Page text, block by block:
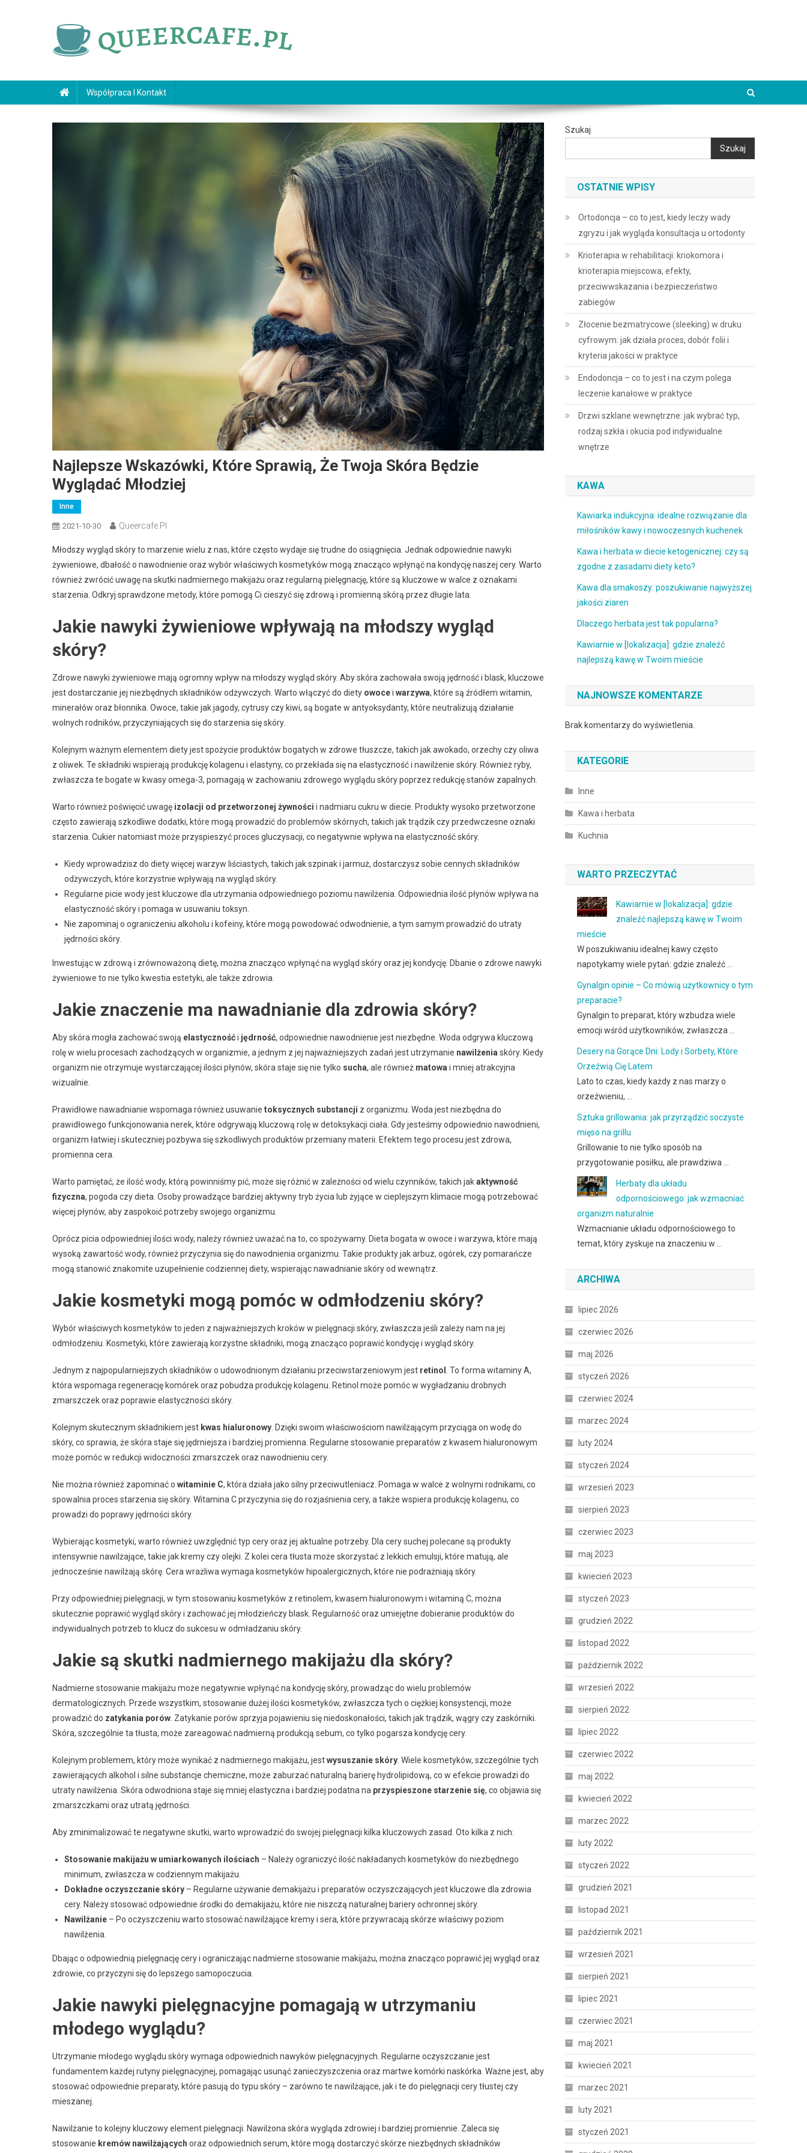
Współpraca I Kontakt
Najlepsze Wskazówki, Które Sprawią, Że Twoja Skóra Będzie
Wyglądać Młodziej
Inne
2021-10-30 Queercafe.pl
Młodszy wygląd skóry to marzenie wielu z nas, które często wydaje się trudne do osiągnięcia. Jednak odpowiednie nawyki
żywieniowe, dbałość o nawodnienie oraz wybór właściwych kosmetyków mogą znacząco wpłynąć na kondycję naszej cery. Warto
również zwrócić uwagę na skutki nadmiernego makijażu oraz regularną pielęgnację, które są kluczowe w walce z oznakami
starzenia. Odkryj sprawdzone metody, które pomogą Ci cieszyć się zdrową i promienną skórą przez długie lata.
Jakie nawyki żywieniowe wpływają na młodszy wygląd
skóry?
Zdrowe nawyki żywieniowe mają ogromny wpływ na młodszy wygląd skóry. Aby skóra zachowała swoją jędrność i blask, kluczowe
jest dostarczanie jej niezbędnych składników odżywczych. Warto włączyć do diety owocei warzywa, które są źródłem witamin,
minerałów oraz błonnika. Owoce, takie jak jagody, cytrusy czy kiwi, są bogate w antyoksydanty, które neutralizują działanie
wolnych rodników, przyczyniających się do starzenia się skóry.
Kolejnym ważnym elementem diety jest spożycie produktów bogatych w zdrowe tłuszcze, takich jak awokado, orzechy czy oliwa
z oliwek. Te składniki wspierają produkcję kolagenu i elastyny, co przekłada się na elastyczność i nawilżenie skóry. Również ryby,
zwłaszcza te bogate w kwasy omega-3, pomagają w zachowaniu zdrowego wyglądu skóry poprzez redukcję stanów zapalnych.
Warto również poświęcić uwagę izolacji od przetworzonej żywności i nadmiaru cukru w diecie. Produkty wysoko przetworzone
często zawierają szkodliwe dodatki, które mogą prowadzić do problemów skórnych, takich jak trądzik czy przedwczesne oznaki
starzenia. Cukier natomiast może przyspieszyć proces gluczysacji, co negatywnie wpływa na elastyczność skóry.
Kiedy wprowadzisz do diety więcej warzyw liściastych, takich jak szpinak i jarmuż, dostarczysz sobie cennych składników
odżywczych, które korzystnie wpływają na wygląd skóry.
Regularne picie wody jest kluczowe dla utrzymania odpowiedniego poziomu nawilżenia. Odpowiednia ilość płynów wpływa na
elastyczność skóry i pomaga w usuwaniu toksyn.
Nie zapominaj o ograniczeniu alkoholu i kofeiny, które mogą powodować odwodnienie, a tym samym prowadzić do utraty
jędrności skóry.
Inwestując w zdrową i zrównoważoną dietę, można znacząco wpłynąć na wygląd skóry oraz jej kondycję. Dbanie o zdrowe nawyki
żywieniowe to nie tylko kwestia estetyki, ale także zdrowia.
Jakie znaczenie ma nawadnianie dla zdrowia skóry?
Aby skóra mogła zachować swoją elastycznośći jędrność, odpowiednie nawodnienie jest niezbędne. Woda odgrywa kluczową
rolę w wielu procesach zachodzących w organizmie, a jednym z jej najważniejszych zadań jest utrzymanie nawilżenia skóry. Kiedy
organizm nie otrzymuje wystarczającej ilości płynów, skóra staje się nie tylko sucha, ale również matowa i mniej atrakcyjna
wizualnie.
Prawidłowe nawadnianie wspomaga również usuwanie toksycznych substancji z organizmu. Woda jest niezbędna do
prawidłowego funkcjonowania nerek, które odgrywają kluczową rolę w detoksykacji ciała. Gdy jesteśmy odpowiednio nawodnieni,
organizm łatwiej i skuteczniej pozbywa się szkodliwych produktów przemiany materii. Efektem tego procesu jest zdrowa,
promienna cera.
Warto pamiętać, że ilość wody, którą powinniśmy pić, może się różnić w zależności od wielu czynników, takich jakaktywność
fizyczna, pogoda czy dieta. Osoby prowadzące bardziej aktywny tryb życia lub żyjące w cieplejszym klimacie mogą potrzebować
więcej płynów, aby zaspokoić potrzeby swojego organizmu.
Oprócz picia odpowiedniej ilości wody, należy również uważać na to, co spożywamy. Dieta bogata w owoce i warzywa, które mają
wysoką zawartość wody, również przyczynia się do nawodnienia organizmu. Takie produkty jak arbuz, ogórek, czy pomarańcze
mogą stanowić znakomite uzupełnienie codziennej diety, wspierając nawadnianie skóry od wewnątrz.
Jakie kosmetyki mogą pomóc w odmłodzeniu skóry?
Wybór właściwych kosmetyków to jeden z najważniejszych kroków w pielęgnacji skóry, zwłaszcza jeśli zależy nam na jej
odmłodzeniu. Kosmetyki, które zawierają korzystne składniki, mogą znacząco poprawić kondycję i wygląd skóry.
Jednym z najpopularniejszych składników o udowodnionym działaniu przeciwstarzeniowym jest retinol
. To forma witaminy A,
która wspomaga regenerację komórek oraz pobudza produkcję kolagenu. Retinol może pomóc w wygładzaniu drobnych
zmarszczek oraz poprawie elastyczności skóry.
Kolejnym skutecznym składnikiem jest kwas hialuronowy . Dzięki swoim właściwościom nawilżającym przyciąga on wodę do
skóry, co sprawia, że skóra staje się jędrniejsza i bardziej promienna. Regularne stosowanie preparatów z kwasem hialuronowym
może pomóc w redukcji widoczności zmarszczek oraz nawodnieniu cery.
Nie można również zapominać o witaminie C, która działa jako silny przeciwutleniacz. Pomaga w walce z wolnymi rodnikami, co
spowalnia proces starzenia się skóry. Witamina C przyczynia się do rozjaśnienia cery, a także wspiera produkcję kolagenu, co
prowadzi do poprawy jędrności skóry.
Wybierając kosmetyki, warto również uwzględnić typ cery oraz jej aktualne potrzeby. Dla cery suchej polecane są produkty
intensywnie nawilżające, takie jak kremy czy olejki. Z kolei cera tłusta może skorzystać z lekkich emulsji, które matują, ale
jednocześnie nawilżają skórę. Cera wrażliwa wymaga kosmetyków hipoalergicznych, które nie podrażniają skóry.
Przy odpowiedniej pielęgnacji, w tym stosowaniu kosmetyków z retinolem, kwasem hialuronowym i witaminą C, można
skutecznie poprawić wygląd skóry i zachować jej młodzieńczy blask. Regularność oraz umiejętne dobieranie produktów do
indywidualnych potrzeb to klucz do sukcesu w odmładzaniu skóry.
Jakie są skutki nadmiernego makijażu dla skóry?
Nadmierne stosowanie makijażu może negatywnie wpłynąć na kondycję skóry, prowadząc do wielu problemów
dermatologicznych. Przede wszystkim, stosowanie dużej ilości kosmetyków, zwłaszcza tych o ciężkiej konsystencji, może
prowadzić do zatykania porów . Zatykanie porów sprzyja pojawieniu się niedoskonałości, takich jak trądzik, wągry czy zaskórniki.
Skóra, szczególnie ta tłusta, może zareagować nadmierną produkcją sebum, co tylko pogarsza kondycję cery.
Kolejnym problemem, który może wynikać z nadmiernego makijażu, jestwysuszanie skóry . Wiele kosmetyków, szczególnie tych
zawierających alkohol i silne substancje chemiczne, może zaburzać naturalną barierę hydrolipidową, co w efekcie prowadzi do
utraty nawilżenia. Skóra odwodniona staje się mniej elastyczna i bardziej podatna na przyspieszone starzenie się, co objawia się
zmarszczkami oraz utratą jędrności.
Aby zminimalizować te negatywne skutki, warto wprowadzić do swojej pielęgnacji kilka kluczowych zasad. Oto kilka z nich:
Stosowanie makijażu w umiarkowanych ilościach – Należy ograniczyć ilość nakładanych kosmetyków do niezbędnego
minimum, zwłaszcza w codziennym makijażu.
Dokładne oczyszczanie skóry – Regularne używanie demakijażu i preparatów oczyszczających jest kluczowe dla zdrowia
cery. Należy stosować odpowiednie środki do demakijażu, które nie niszczą naturalnej bariery ochronnej skóry.
Nawilżanie – Po oczyszczeniu warto stosować nawilżające kremy i sera, które przywracają skórze właściwy poziom
nawilżenia.
Dbając o odpowiednią pielęgnację cery i ograniczając nadmierne stosowanie makijażu, można znacząco poprawić jej wygląd oraz
zdrowie, co przyczyni się do lepszego samopoczucia.
Jakie nawyki pielęgnacyjne pomagają w utrzymaniu
młodego wyglądu?
Utrzymanie młodego wyglądu skóry wymaga odpowiednich nawyków pielęgnacyjnych. Regularne oczyszczanie jest
fundamentem każdej rutyny pielęgnacyjnej, pomagając usunąć zanieczyszczenia oraz martwe komórki naskórka. Ważne jest, aby
stosować odpowiednie preparaty, które pasują do typu skóry – zarówno te nawilżające, jak i te do pielęgnacji cery tłustej czy
mieszanej.
Nawilżanie to kolejny kluczowy element pielęgnacji. Nawilżona skóra wygląda zdrowiej i bardziej promiennie. Zaleca się
stosowanie kremów nawilżających oraz odpowiednich serum, które mogą dostarczyć skórze niezbędnych składników
Szukaj
Szukaj
OSTATNIE WPISY
Ortodoncja – co to jest, kiedy leczy wady
zgryzu i jak wygląda konsultacja u ortodonty
Krioterapia w rehabilitacji: kriokomora i
krioterapia miejscowa, efekty,
przeciwwskazania i bezpieczeństwo
zabiegów
Złocenie bezmatrycowe (sleeking) w druku
cyfrowym: jak działa proces, dobór folii i
kryteria jakości w praktyce
Endodoncja – co to jest i na czym polega
leczenie kanałowe w praktyce
Drzwi szklane wewnętrzne: jak wybrać typ,
rodzaj szkła i okucia pod indywidualne
wnętrze
KAWA
Kawiarka indukcyjna: idealne rozwiązanie dla
miłośników kawy i nowoczesnych kuchenek
Kawa i herbata w diecie ketogenicznej: czy są
zgodne z zasadami diety keto?
Kawa dla smakoszy: poszukiwanie najwyższej
jakości ziaren
Dlaczego herbata jest tak popularna?
Kawiarnie w [lokalizacja]: gdzie znaleźć
najlepszą kawę w Twoim mieście
NAJNOWSZE KOMENTARZE
Brak komentarzy do wyświetlenia.
KATEGORIE
Inne
Kawa i herbata
Kuchnia
WARTO PRZECZYTAĆ
Kawiarnie w [lokalizacja]: gdzie
znaleźć najlepszą kawę w Twoim
mieście
W poszukiwaniu idealnej kawy często
napotykamy wiele pytań: gdzie znaleźć …
Gynalgin opinie – Co mówią użytkownicy o tym
preparacie?
Gynalgin to preparat, który wzbudza wiele
emocji wśród użytkowników, zwłaszcza …
Desery na Gorące Dni: Lody i Sorbety, Które
Orzeźwią Cię Latem
Lato to czas, kiedy każdy z nas marzy o
orzeźwieniu, …
Sztuka grillowania: jak przyrządzić soczyste
mięso na grillu
Grillowanie to nie tylko sposób na
przygotowanie posiłku, ale prawdziwa …
Herbaty dla układu
odpornościowego: jak wzmacniać
organizm naturalnie
Wzmacnianie układu odpornościowego to
temat, który zyskuje na znaczeniu w …
ARCHIWA
lipiec 2026
czerwiec 2026
maj 2026
styczeń 2026
czerwiec 2024
marzec 2024
luty 2024
styczeń 2024
wrzesień 2023
sierpień 2023
czerwiec 2023
maj 2023
kwiecień 2023
styczeń 2023
grudzień 2022
listopad 2022
październik 2022
wrzesień 2022
sierpień 2022
lipiec 2022
czerwiec 2022
maj 2022
kwiecień 2022
marzec 2022
luty 2022
styczeń 2022
grudzień 2021
listopad 2021
październik 2021
wrzesień 2021
sierpień 2021
lipiec 2021
czerwiec 2021
maj 2021
kwiecień 2021
marzec 2021
luty 2021
styczeń 2021